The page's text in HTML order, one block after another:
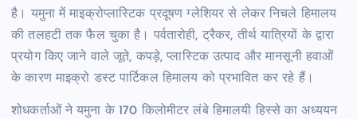
है। यमुना में माइक्रोप्लास्टिक प्रदूषण ग्लेशियर से लेकर निचले हिमालय
की तलहटी तक फैल चुका है। पर्वतारोही, ट्रैकर, तीर्थ यात्रियों के द्वारा
प्रयोग किए जाने वाले जूते, कपड़े, प्लास्टिक उत्पाद और मानसूनी हवाओं
के कारण माइक्रो डस्ट पार्टिकल हिमालय को प्रभावित कर रहे हैं।
शोधकर्ताओं ने यमुना के 170 किलोमीटर लंबे हिमालयी हिस्से का अध्ययन